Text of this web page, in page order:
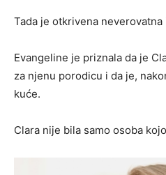
Tada je otkrivena neverovatna
Evangeline je priznala da je
za njenu porodicu i da je,
kuće.
Clara nije bila samo osoba